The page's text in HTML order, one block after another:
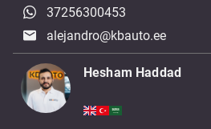
37256300453
alejandro@kbauto.ee
Hesham Haddad